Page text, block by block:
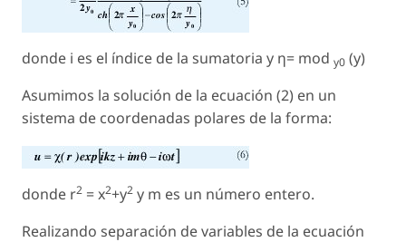
donde i es el índice de la sumatoria y η= mod y0 (y)
Asumimos la solución de la ecuación (2) en un
sistema de coordenadas polares de la forma:
donde r2 = x2+y2 y m es un número entero.
Realizando separación de variables de la ecuación